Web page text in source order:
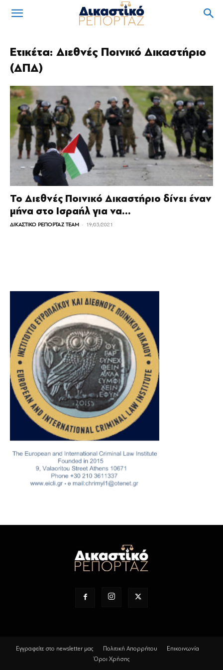
Ετικέτα: Διεθνές Ποινικό Δικαστήριο
(ΔΠΔ)
Το Διεθνές Ποινικό Δικαστήριο δίνει έναν
μήνα στο Ισραήλ για να...
ΔΙΚΑΣΤΙΚΟ ΡΕΠΟΡΤΑΖ TEAM - 19/03/2021
Εγγραφείτε στο newsletter μας Πολιτική Απορρήτου
Επικοινωνία
Όροι Χρήσης